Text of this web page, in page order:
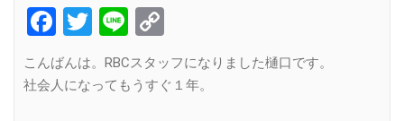
Facebook
Twitter
Line
Link
こんばんは。RBCスタッフになりました樋口です。
社会人になってもうすぐ１年。